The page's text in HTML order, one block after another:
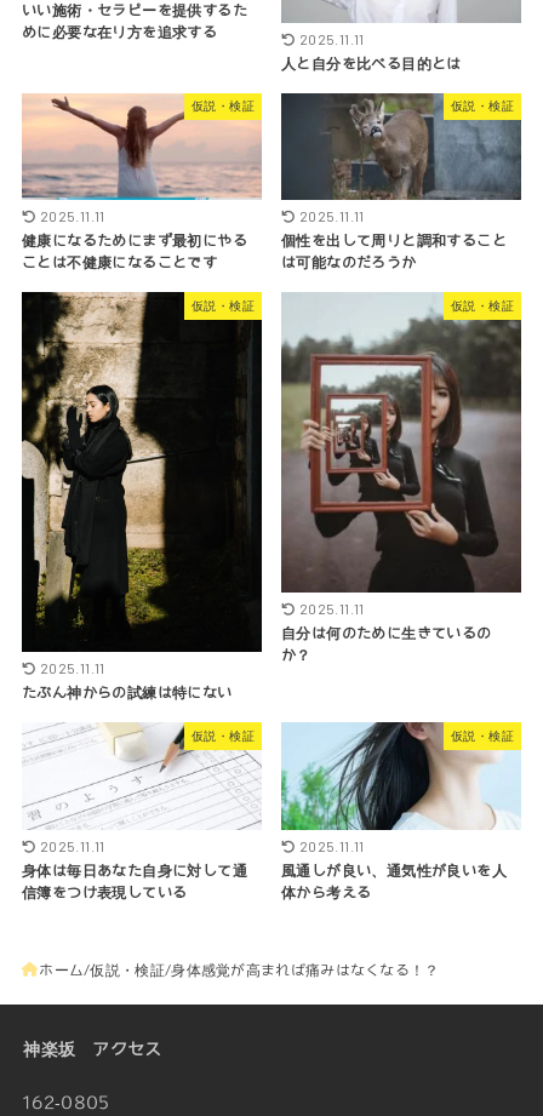
いい施術・セラピーを提供するた
めに必要な在り方を追求する
2025.11.11
人と自分を比べる目的とは
仮説・検証
2025.11.11
健康になるためにまず最初にやる
ことは不健康になることです
仮説・検証
2025.11.11
個性を出して周りと調和すること
は可能なのだろうか
仮説・検証
2025.11.11
たぶん神からの試練は特にない
仮説・検証
2025.11.11
自分は何のために生きているの
か？
仮説・検証
2025.11.11
身体は毎日あなた自身に対して通
信簿をつけ表現している
仮説・検証
2025.11.11
風通しが良い、通気性が良いを人
体から考える
ホーム 仮説・検証 身体感覚が高まれば痛みはなくなる！？
神楽坂 アクセス
162-0805